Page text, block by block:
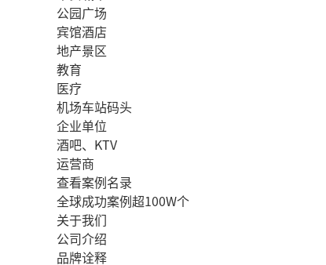
公园广场
宾馆酒店
地产景区
教育
医疗
机场车站码头
企业单位
酒吧、KTV
运营商
查看案例名录
全球成功案例超100W个
关于我们
公司介绍
品牌诠释